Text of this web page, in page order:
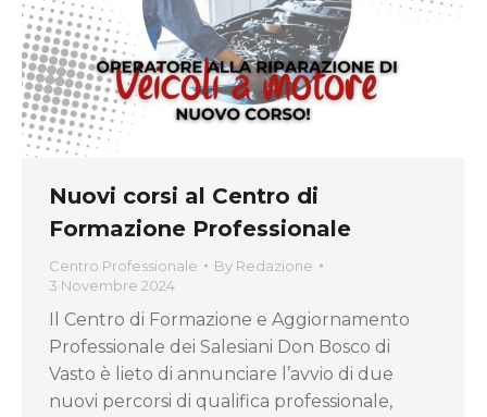
Nuovi corsi al Centro di
Formazione Professionale
Centro Professionale By Redazione
3 Novembre 2024
Il Centro di Formazione e Aggiornamento
Professionale dei Salesiani Don Bosco di
Vasto è lieto di annunciare l’avvio di due
nuovi percorsi di qualifica professionale,